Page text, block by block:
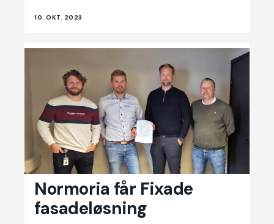
10. OKT. 2023
Fixade
fasadeløsning
Normoria får Fixade
fasadeløsning